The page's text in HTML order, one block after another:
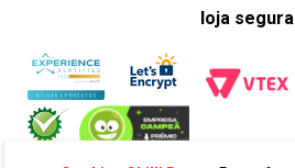
loja segura